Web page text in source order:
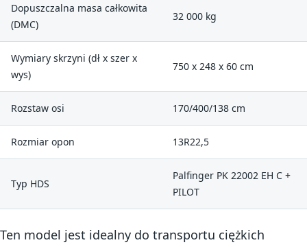
Dopuszczalna masa całkowita
(DMC)
32 000 kg
Wymiary skrzyni (dł x szer x
wys)
750 x 248 x 60 cm
Rozstaw osi 170/400/138 cm
Rozmiar opon 13R22,5
Typ HDS
Palfinger PK 22002 EH C +
PILOT
Ten model jest idealny do transportu ciężkich